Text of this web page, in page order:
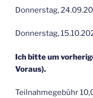
Donnerstag,
Donnerstag,
Ich bitte um
Voraus).
Teilnahmegebühr